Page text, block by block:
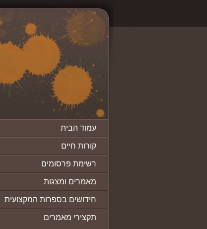
עמוד הבית
קורות חיים
רשימת פרסומים
מאמרים ומצגות
חידושים בספרות המקצועית
תקצירי מאמרים